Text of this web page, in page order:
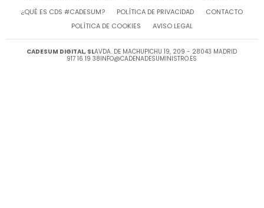
¿QUÉ ES CDS #CADESUM? POLÍTICA DE PRIVACIDAD
CONTACTO
POLÍTICA DE COOKIES
AVISO LEGAL
CADESUM DIGITAL, SLAVDA. DE MACHUPICHU 19, 209 - 28043 MADRID
917 16 19 38INFO@CADENADESUMINISTRO.ES